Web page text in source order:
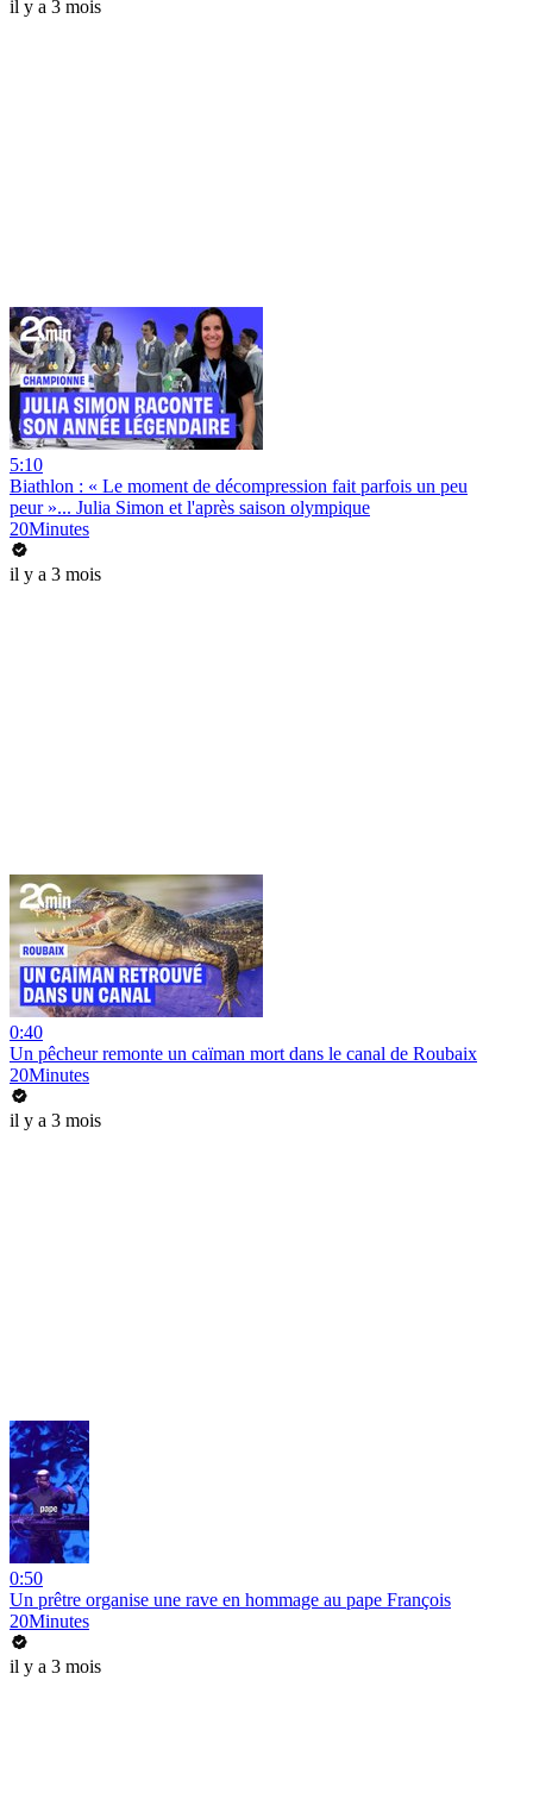
il y a 3 mois
5:10
Biathlon : « Le moment de décompression fait parfois un peu
peur »... Julia Simon et l'après saison olympique
20Minutes
il y a 3 mois
0:40
Un pêcheur remonte un caïman mort dans le canal de Roubaix
20Minutes
il y a 3 mois
0:50
Un prêtre organise une rave en hommage au pape François
20Minutes
il y a 3 mois